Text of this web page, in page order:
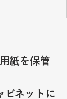
紙を保管
ビネットに